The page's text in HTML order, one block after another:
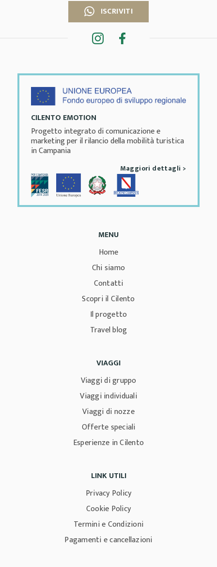
ISCRIVITI
CILENTO EMOTION
Progetto integrato di comunicazione e
marketing per il rilancio della mobilità turistica
in Campania
Maggiori dettagli >
MENU
Home
Chi siamo
Contatti
Scopri il Cilento
Il progetto
Travel blog
VIAGGI
Viaggi di gruppo
Viaggi individuali
Viaggi di nozze
Offerte speciali
Esperienze in Cilento
LINK UTILI
Privacy Policy
Cookie Policy
Termini e Condizioni
Pagamenti e cancellazioni